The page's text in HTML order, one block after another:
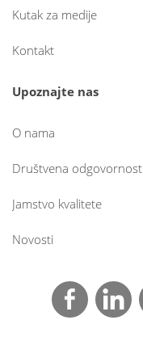
Kutak za medije
Kontakt
Upoznajte nas
O nama
Društvena odgovornost
Jamstvo kvalitete
Novosti